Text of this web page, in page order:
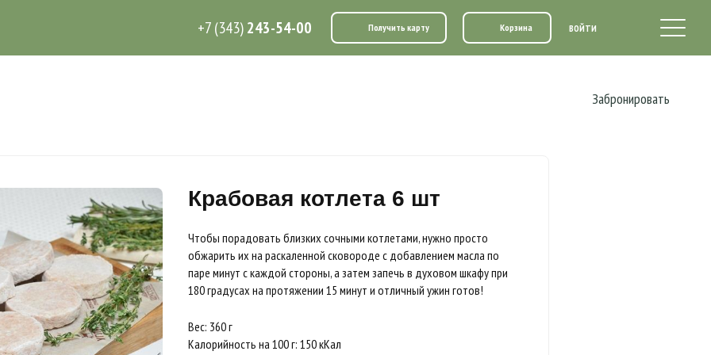
Забронировать
+7 (343)243-54-00 Получить карту Корзина ВОЙТИ
Крабовая котлета 6 шт
Чтобы порадовать близких сочными котлетами, нужно просто
обжарить их на раскаленной сковороде с добавлением масла по
паре минут с каждой стороны, а затем запечь в духовом шкафу при
180 градусах на протяжении 15 минут и отличный ужин готов!
Вес: 360 г
Калорийность на 100 г: 150 кКал